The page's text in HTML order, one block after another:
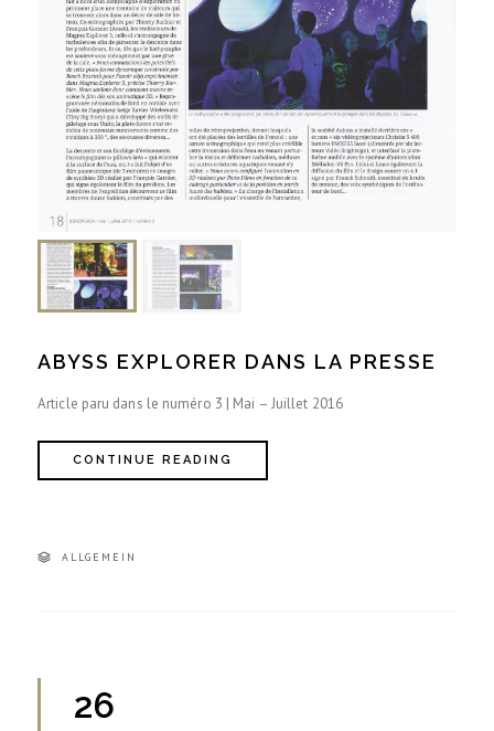
ABYSS EXPLORER DANS LA PRESSE
Article paru dans le numéro 3 | Mai – Juillet 2016
CONTINUE READING
ALLGEMEIN
26